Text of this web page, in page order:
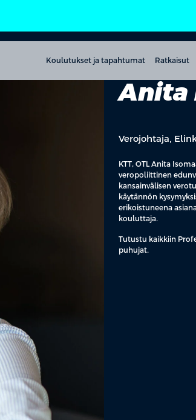
Koulutukset ja tapahtumat Ratkaisut
Anita
Verojohtaja,
KTT, OTL Anita
veropoliittinen
kansainvälisen
käytännön
erikoistuneena
kouluttaja.
Tutustu kaikkiin
puhujat.